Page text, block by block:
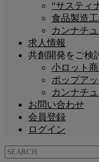
“サスティ
食品製造
カンナチ
求人情報
共創開発をご検
小ロット
ポップア
カンナチ
お問い合わせ
会員登録
ログイン